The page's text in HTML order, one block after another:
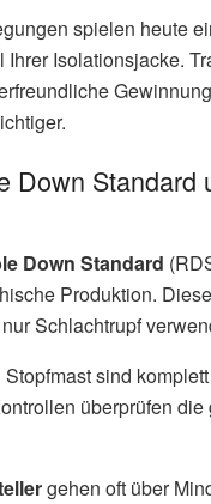
spielen heute
Ihrer Isolationsjacke.
Down Standard
Down Standard
Produktion.
Schlachtrupf
sind
überprüfen die
gehen oft über